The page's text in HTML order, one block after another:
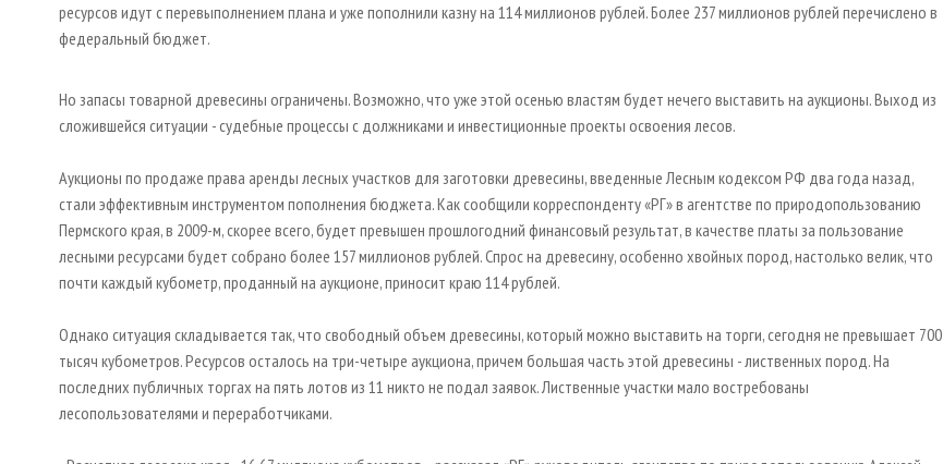
ресурсов идут с перевыполнением плана и уже пополнили казну на 114 миллионов рублей. Более 237 миллионов рублей перечислено в
федеральный бюджет.
Но запасы товарной древесины ограничены. Возможно, что уже этой осенью властям будет нечего выставить на аукционы. Выход из
сложившейся ситуации - судебные процессы с должниками и инвестиционные проекты освоения лесов.
Аукционы по продаже права аренды лесных участков для заготовки древесины, введенные Лесным кодексом РФ два года назад,
стали эффективным инструментом пополнения бюджета. Как сообщили корреспонденту «РГ» в агентстве по природопользованию
Пермского края, в 2009-м, скорее всего, будет превышен прошлогодний финансовый результат, в качестве платы за пользование
лесными ресурсами будет собрано более 157 миллионов рублей. Спрос на древесину, особенно хвойных пород, настолько велик, что
почти каждый кубометр, проданный на аукционе, приносит краю 114 рублей.
Однако ситуация складывается так, что свободный объем древесины, который можно выставить на торги, сегодня не превышает 700
тысяч кубометров. Ресурсов осталось на три-четыре аукциона, причем большая часть этой древесины - лиственных пород. На
последних публичных торгах на пять лотов из 11 никто не подал заявок. Лиственные участки мало востребованы
лесопользователями и переработчиками.